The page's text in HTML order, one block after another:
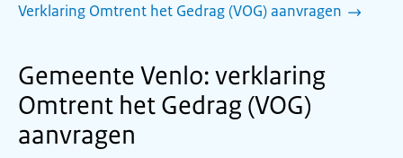
Verklaring Omtrent het Gedrag (VOG) aanvragen
Gemeente Venlo: verklaring
Omtrent het Gedrag (VOG)
aanvragen